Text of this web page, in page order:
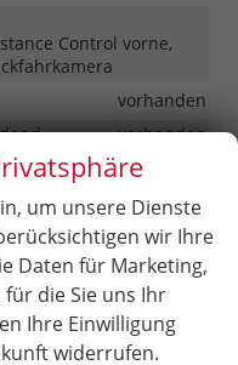
Control vorne,
vorhanden
vorhanden
Servolenkung
LED-
LED-Tagfahrlicht
Pannenkit
vorhanden
um unsere Dienste
wir Ihre
Daten für Marketing,
die Sie uns Ihr
Ihre Einwilligung
widerrufen.